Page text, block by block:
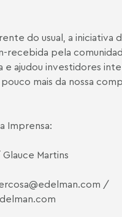
do usual, a iniciativa
recebida pela
e ajudou investidores
mais da nossa
Imprensa:
Martins
/